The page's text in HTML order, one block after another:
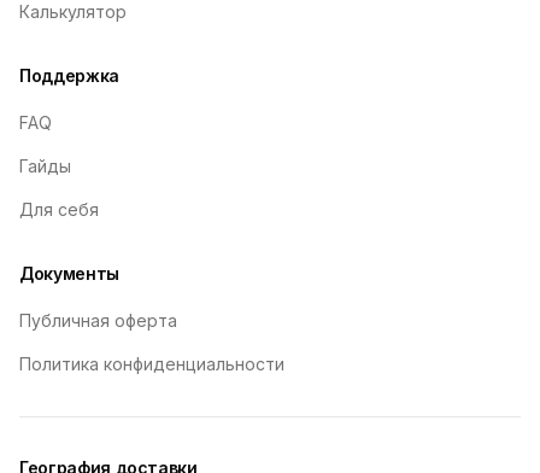
Калькулятор
Поддержка
FAQ
Гайды
Для себя
Документы
Публичная оферта
Политика конфиденциальности
География доставки